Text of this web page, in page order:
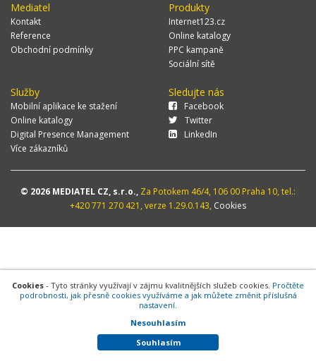
Mediatel
Kontakt
Reference
Obchodní podmínky
Produkty
Internet123.cz
Online katalogy
PPC kampaně
Sociální sítě
Služby
Mobilní aplikace ke stažení
Online katalogy
Digital Presence Management
Více zákazníků
Sledujte nás
Facebook
Twitter
LinkedIn
© 2026 MEDIATEL CZ, s.r.o., Za Potokem 46/4, 106 00 Praha 10, tel.:
+420 771 270 421, verze 1.29.0.143, Cookies
Cookies - Tyto stránky využívají v zájmu kvalitnějších služeb cookies. Pročtěte
podrobnosti, jak přesně cookies využíváme a jak můžete změnit příslušná
nastavení.
Nesouhlasím
Souhlasím